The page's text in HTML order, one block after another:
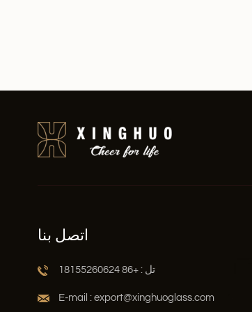
اتصل بنا
تل : +86 18155260624
E-mail : export@xinghuoglass.com